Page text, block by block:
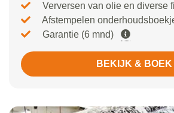
Verversen van olie en diverse
Afstempelen
Garantie (6 mnd)
BEKIJK & BOEK